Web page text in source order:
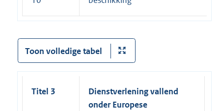
Toon volledige tabel
Titel 3
Dienstverlening vallend
onder Europese